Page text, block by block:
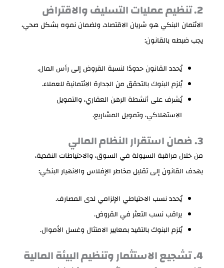
2. تنظيم عمليات التسليف والاقتراض
الائتمان البنكي هو شريان الاقتصاد، ولضمان نموه بشكل صحي،
يجب ضبطه بالقانون:
يُحدد القانون حدودًا لنسبة القروض إلى رأس المال.
يُلزم البنوك بالتحقق من الجدارة الائتمانية للعملاء.
يُشرف على أنشطة الرهن العقاري، والتمويل
الاستهلاكي، وتمويل المشاريع.
3. ضمان استقرار النظام المالي
من خلال مراقبة السيولة في السوق، والاحتياطات النقدية،
يهدف القانون إلى تقليل مخاطر الإفلاس والانهيار البنكي:
يُحدد نسب الاحتياطي الإلزامي لدى المصارف.
يراقب نسب التعثر في القروض.
يُلزم البنوك بالتقيد بمعايير الامتثال وغسل الأموال.
4. تشجيع الاستثمار وتنظيم البيئة المالية